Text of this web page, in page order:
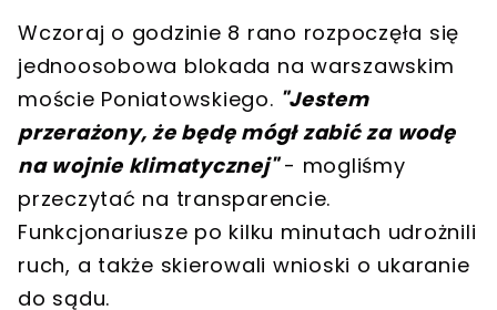
Wczoraj o godzinie 8 rano rozpoczęła się
jednoosobowa blokada na warszawskim
moście Poniatowskiego. "Jestem
przerażony, że będę mógł zabić za wodę
na wojnie klimatycznej"- mogliśmy
przeczytać na transparencie.
Funkcjonariusze po kilku minutach udrożnili
ruch, a także skierowali wnioski o ukaranie
do sądu.